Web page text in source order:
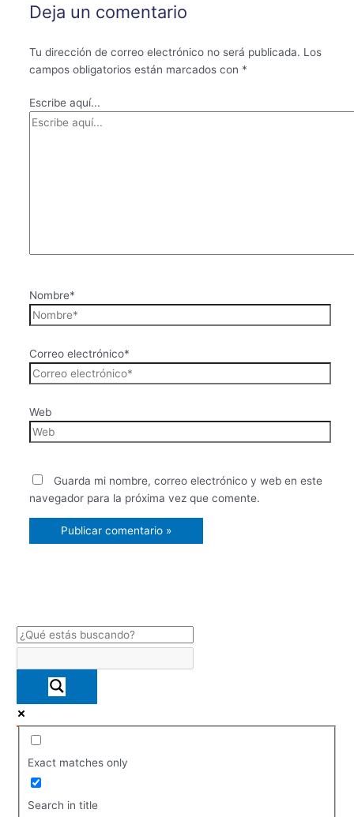
Deja un comentario
Tu dirección de correo electrónico no será publicada. Los
campos obligatorios están marcados con *
Escribe aquí...
Nombre*
Correo electrónico*
Web
Guarda mi nombre, correo electrónico y web en este
navegador para la próxima vez que comente.
Exact matches only
Search in title